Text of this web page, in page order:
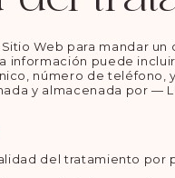
Web para mandar
información puede
número de teléfono,
y almacenada por —
del tratamiento